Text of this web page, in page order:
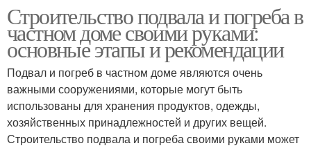
Строительство подвала и погреба в
частном доме своими руками:
основные этапы и рекомендации
Подвал и погреб в частном доме являются очень
важными сооружениями, которые могут быть
использованы для хранения продуктов, одежды,
хозяйственных принадлежностей и других вещей.
Строительство подвала и погреба своими руками может